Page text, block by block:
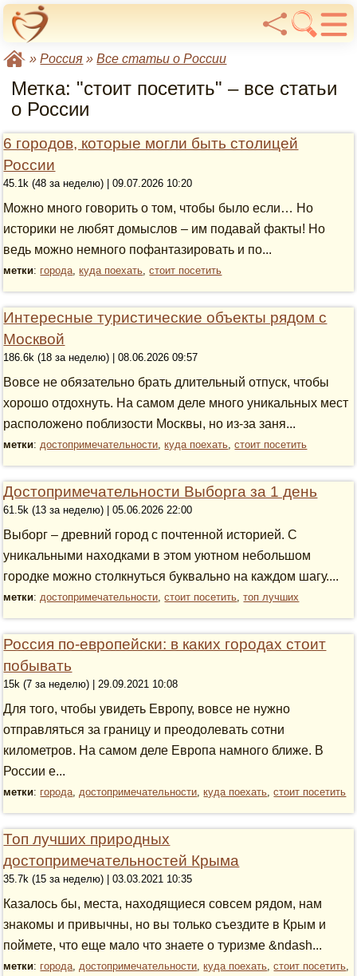
»Россия »Все статьи о России
Метка: "стоит посетить" – все статьи
о России
6 городов, которые могли быть столицей
России
45.1k (48 за неделю) | 09.07.2026 10:20
Можно много говорить о том, чтобы было если… Но
историки не любят домыслов – им подавай факты! Но
ведь можно немного пофантазировать и по...
метки: города,куда поехать,стоит посетить
Интересные туристические объекты рядом с
Москвой
186.6k (18 за неделю) | 08.06.2026 09:57
Вовсе не обязательно брать длительный отпуск, чтобы
хорошо отдохнуть. На самом деле много уникальных мест
расположено поблизости Москвы, но из-за заня...
метки:достопримечательности,куда поехать,стоит посетить
Достопримечательности Выборга за 1 день
61.5k (13 за неделю) | 05.06.2026 22:00
Выборг – древний город с почтенной историей. С
уникальными находками в этом уютном небольшом
городке можно столкнуться буквально на каждом шагу....
метки:достопримечательности,стоит посетить,топ лучших
Россия по-европейски: в каких городах стоит
побывать
15k (7 за неделю) | 29.09.2021 10:08
Для того, чтобы увидеть Европу, вовсе не нужно
отправляться за границу и преодолевать сотни
километров. На самом деле Европа намного ближе. В
России е...
метки: города,достопримечательности,куда поехать,стоит посетить
Топ лучших природных
достопримечательностей Крыма
35.7k (15 за неделю) | 03.03.2021 10:35
Казалось бы, места, находящиеся совсем рядом, нам
знакомы и привычны, но вы только съездите в Крым и
поймете, что еще мало что знаете о туризме &ndash...
метки: города,достопримечательности,куда поехать,стоит посетить,